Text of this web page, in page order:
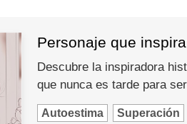
Personaje que
Descubre la inspiradora
que nunca es tarde para
Autoestima Superación